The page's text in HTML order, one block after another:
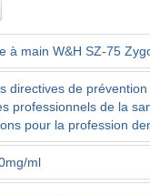
à main W&H SZ-75
directives de
professionnels de la
pour la profession
ml